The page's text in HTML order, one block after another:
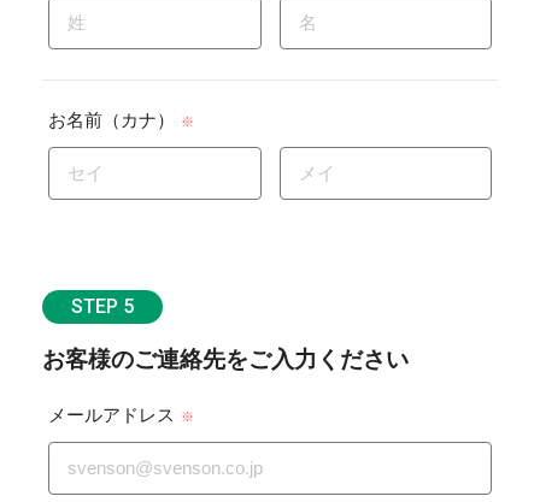
お名前（カナ） ※
STEP 5
お客様のご連絡先をご入力ください
メールアドレス ※